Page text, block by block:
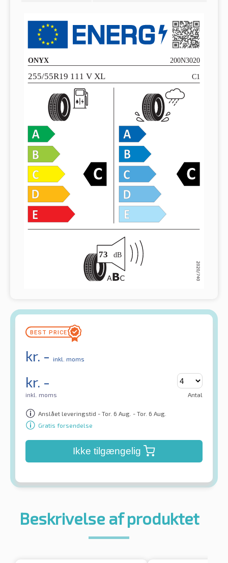
kr. - inkl. moms
kr. -
inkl. moms Antal
Anslået leveringstid - Tor. 6 Aug. - Tor. 6 Aug.
Gratis forsendelse
Ikke tilgængelig
Beskrivelse af produktet